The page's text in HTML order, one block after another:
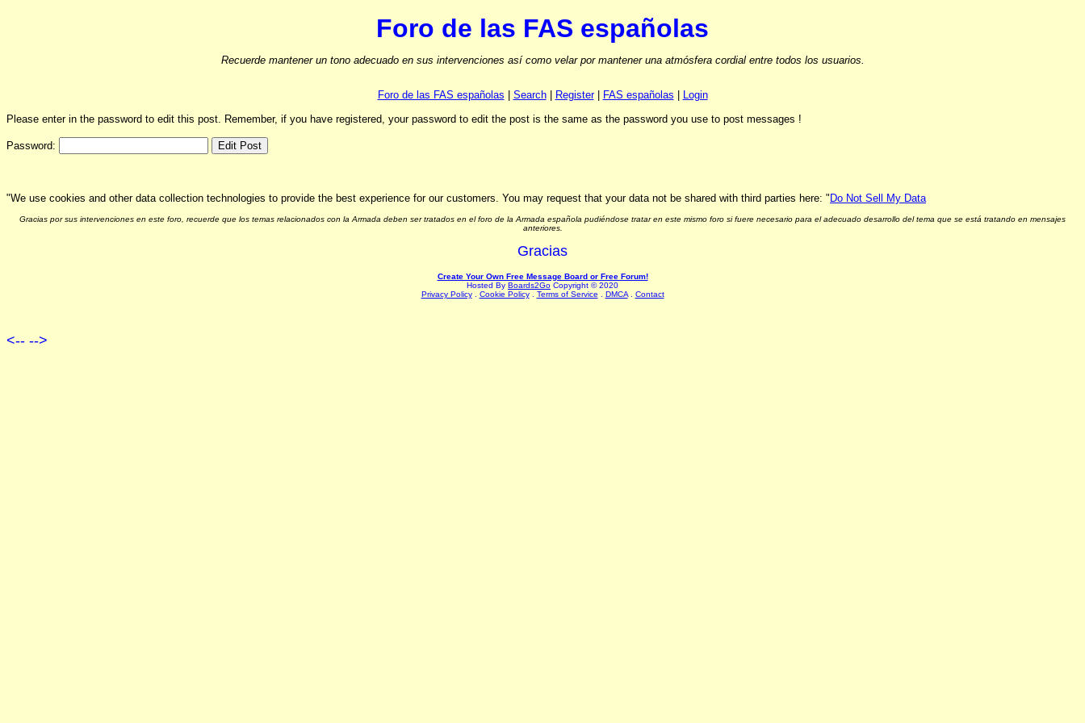
Foro de las FAS españolas
Recuerde mantener un tono adecuado en sus intervenciones así como velar por mantener una atmósfera cordial entre todos los usuarios.
Foro de las FAS españolas Search| Register| FAS españolas
Login
Please enter in the password to edit this post. Remember, if you have registered, your password to edit the post is the same as the password you use to post messages !
Password:
"We use cookies and other data collection technologies to provide the best experience for our customers. You may request that your data not be shared with third parties here: " Do Not Sell My Data
Gracias por sus intervenciones en este foro, recuerde que los temas relacionados con la Armada deben ser tratados en el foro de la Armada española pudiéndose tratar en este mismo foro si fuere necesario para el adecuado desarrollo del tema que se está tratando en mensajes
anteriores.
Gracias
Create Your Own Free Message Board or Free Forum!
Hosted By Boards2Go Copyright © 2020
Privacy Policy. Cookie Policy. Terms of Service DMCA. Contact
<-- -->